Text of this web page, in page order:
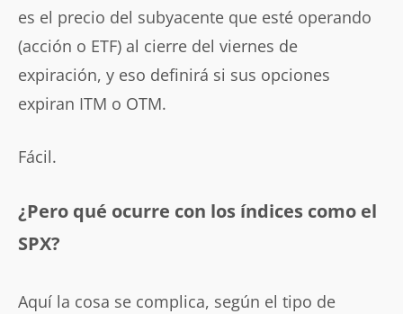
es el precio del subyacente que esté operando
(acción o ETF) al cierre del viernes de
expiración, y eso definirá si sus opciones
expiran ITM o OTM.
Fácil.
¿Pero qué ocurre con los índices como el
SPX?
Aquí la cosa se complica, según el tipo de